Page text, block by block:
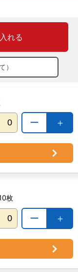
い純度を持ち、安心し
に対する「創の保
「疼痛の軽減」を目
れる
）
＋
ー
枚
＋
ー